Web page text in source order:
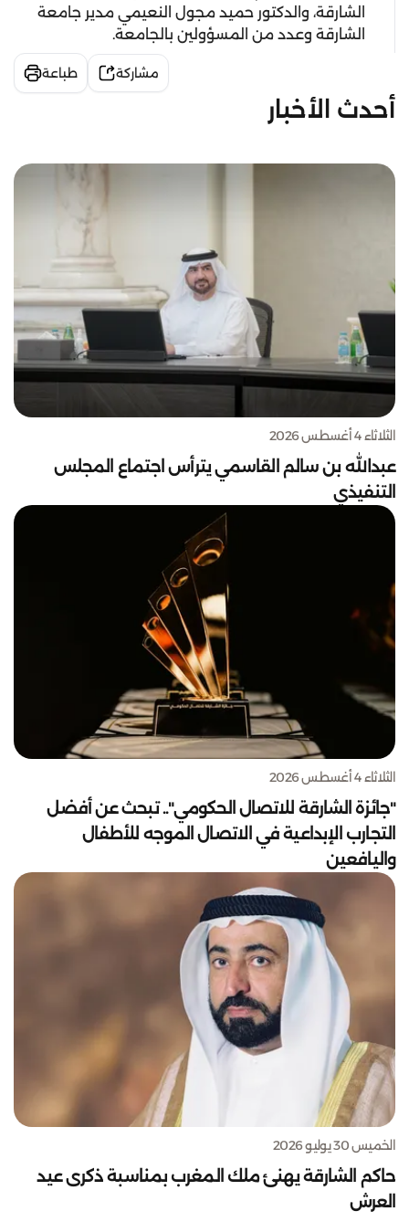
الشارقة، والدكتور حميد مجول النعيمي مدير جامعة
الشارقة وعدد من المسؤولين بالجامعة.
مشاركة طباعة
أحدث الأخبار
الثلاثاء 4 أغسطس 2026
عبدالله بن سالم القاسمي يترأس اجتماع المجلس
التنفيذي
الثلاثاء 4 أغسطس 2026
"جائزة الشارقة للاتصال الحكومي".. تبحث عن أفضل
التجارب الإبداعية في الاتصال الموجه للأطفال
واليافعين
الخميس 30 يوليو 2026
حاكم الشارقة يهنئ ملك المغرب بمناسبة ذكرى عيد
العرش